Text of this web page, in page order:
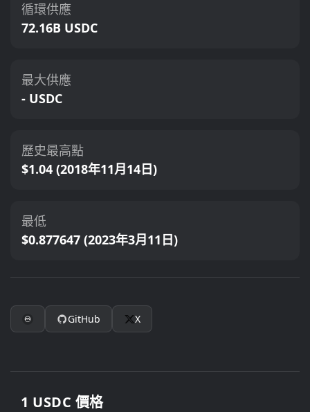
循環供應
72.16B USDC
最大供應
- USDC
歷史最高點
$1.04 (2018年11月14日)
最低
$0.877647 (2023年3月11日)
GitHub X
1 USDC 價格